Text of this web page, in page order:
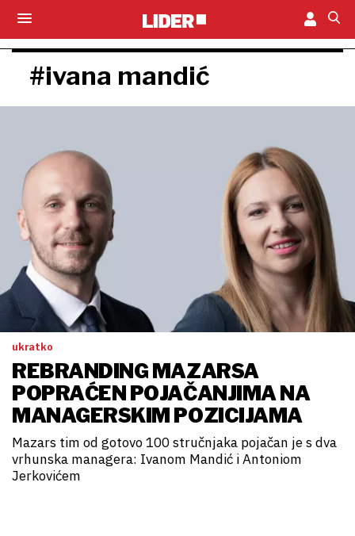
#ivana mandić
ukratko
REBRANDING MAZARSA
POPRAĆEN POJAČANJIMA NA
MANAGERSKIM POZICIJAMA
Mazars tim od gotovo 100 stručnjaka pojačan je s dva
vrhunska managera: Ivanom Mandić i Antoniom
Jerkovićem